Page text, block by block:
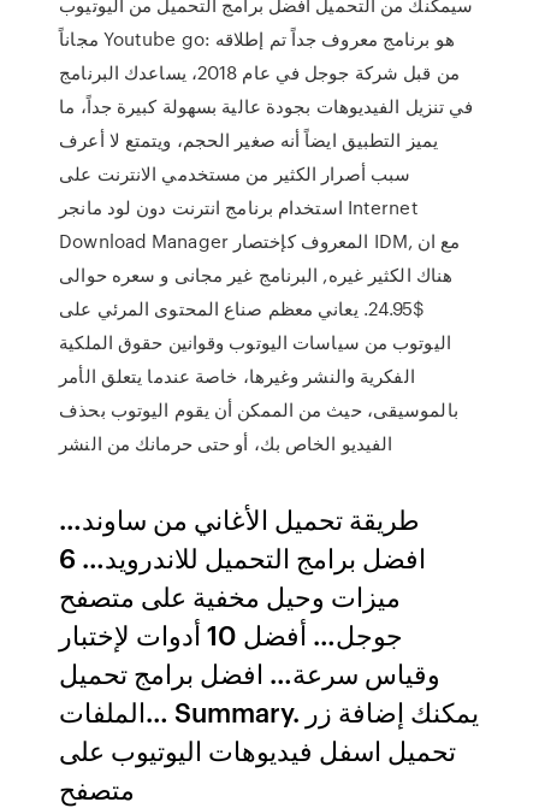
مجاناً Youtube go: هو برنامج معروف جداً تم إطلاقه
من قبل شركة جوجل في عام 2018، يساعدك البرنامج
في تنزيل الفيديوهات بجودة عالية بسهولة كبيرة جداً، ما
يميز التطبيق ايضاً أنه صغير الحجم، ويتمتع لا أعرف
سبب أصرار الكثير من مستخدمي الانترنت على
استخدام برنامج انترنت دون لود مانجر Internet
Download Manager المعروف كإختصار IDM, مع ان
هناك الكثير غيره, البرنامج غير مجانى و سعره حوالى
$24.95. يعاني معظم صناع المحتوى المرئي على
اليوتوب من سياسات اليوتوب وقوانين حقوق الملكية
الفكرية والنشر وغيرها، خاصة عندما يتعلق الأمر
بالموسيقى، حيث من الممكن أن يقوم اليوتوب بحذف
الفيديو الخاص بك، أو حتى حرمانك من النشر
طريقة تحميل الأغاني من ساوند…
افضل برامج التحميل للاندرويد… 6
ميزات وحيل مخفية على متصفح
جوجل… أفضل 10 أدوات لإختبار
وقياس سرعة… افضل برامج تحميل
الملفات… Summary. يمكنك إضافة زر
تحميل اسفل فيديوهات اليوتيوب على
متصفح